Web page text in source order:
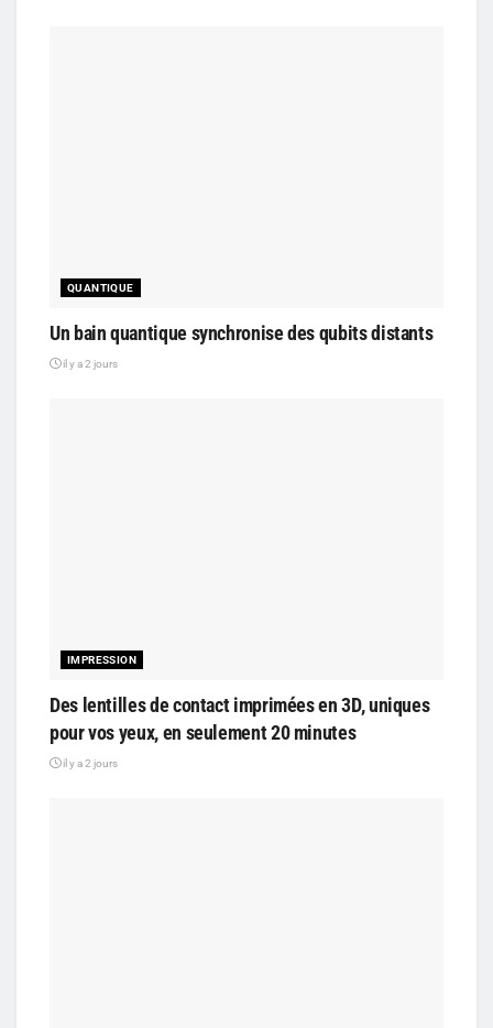
QUANTIQUE
Un bain quantique synchronise des qubits distants
il y a 2 jours
IMPRESSION
Des lentilles de contact imprimées en 3D, uniques
pour vos yeux, en seulement 20 minutes
il y a 2 jours